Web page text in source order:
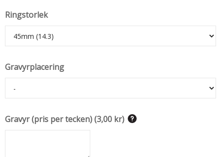
Ringstorlek
Gravyrplacering
Gravyr (pris per tecken)(3,00 kr)